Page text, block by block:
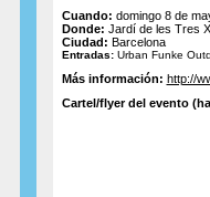
Cuando: domingo 8 de
Donde: Jardí de les Tres
Ciudad: Barcelona
Entradas: Urban Funke
Más información: http://
Cartel/flyer del evento